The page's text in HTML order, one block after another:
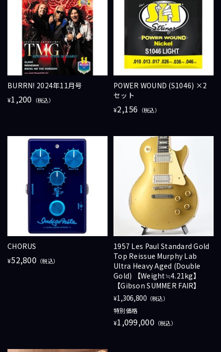
BURRN! 2024年11月号
¥1,200 （税込）
POWER WOUND (S1046) ×2
セット
¥2,156 （税込）
CHORUS
¥52,800（税込）
1957 Les Paul Standard Gold
Top Reissue Murphy Lab
Ultra Heavy Aged (Double
Gold) 【Weight≒4.21kg】
【Gibson SUMMER FAIR】
¥1,306,800（税込）
特別価格
¥1,099,000（税込）